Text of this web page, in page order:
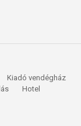
Kiadó vendégház
Hotel